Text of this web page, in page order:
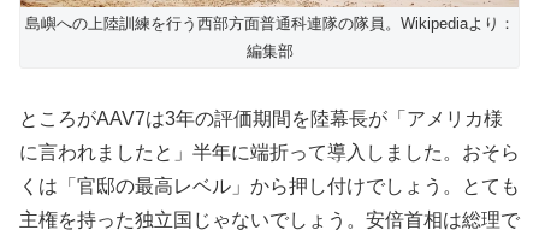
島嶼への上陸訓練を行う西部方面普通科連隊の隊員。Wikipediaより：
編集部
ところがAAV7は3年の評価期間を陸幕長が「アメリカ様
に言われましたと」半年に端折って導入しました。おそら
くは「官邸の最高レベル」から押し付けでしょう。とても
主権を持った独立国じゃないでしょう。安倍首相は総理で